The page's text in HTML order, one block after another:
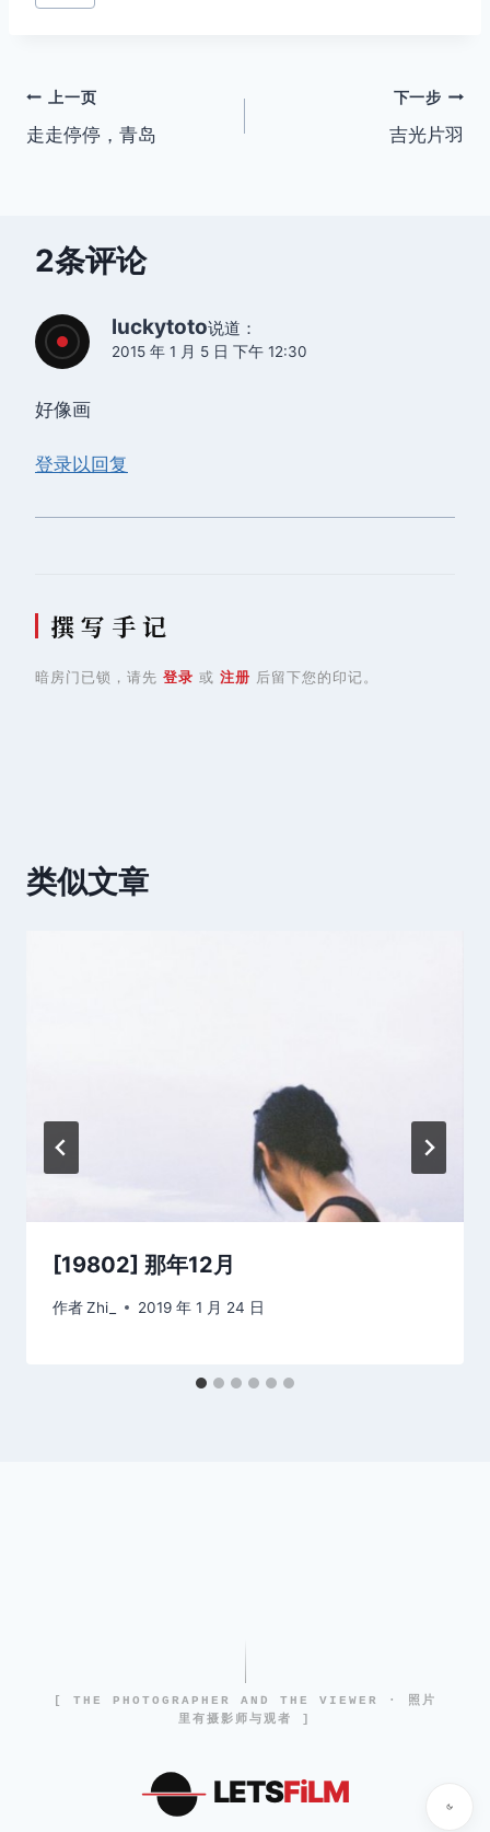
文
章
航
上一页
走走停停，青岛
下一步
吉光片羽
2条评论
luckytoto说道：
2015 年 1 月 5 日 下午 12:30
好像画
登录以回复
撰 写 手 记
暗房门已锁，请先 登录 或 注册 后留下您的印记。
类似文章
[19802] 那年12月
作者Zhi_ 2019 年 1 月 24 日
[ THE PHOTOGRAPHER AND THE VIEWER · 照片
里有摄影师与观者 ]
LETSFiLM